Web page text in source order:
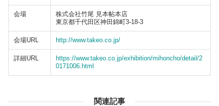
会場
株式会社竹尾 見本帖本店
東京都千代田区神田錦町3-18-3
会場URL http://www.takeo.co.jp/
詳細URL
https://www.takeo.co.jp/exhibition/mihoncho/detail/2
0171006.html
関連記事